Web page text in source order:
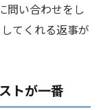
問い合わせをし
てくれる返事が
トが一番